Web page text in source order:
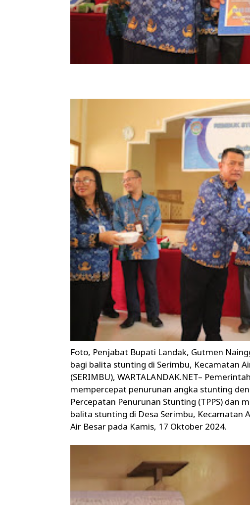
Foto, Penjabat Bupati Landak, Gutmen
bagi balita stunting di Serimbu, Kecamatan
(SERIMBU), WARTALANDAK.NET–
mempercepat penurunan angka stunting
Percepatan Penurunan Stunting (TPPS)
balita stunting di Desa Serimbu, Kecamatan
Air Besar pada Kamis, 17 Oktober 2024.